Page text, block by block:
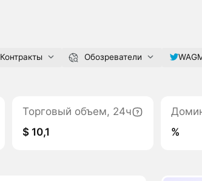
Контракты Обозреватели
Торговый объем, 24ч
$ 10,1
%